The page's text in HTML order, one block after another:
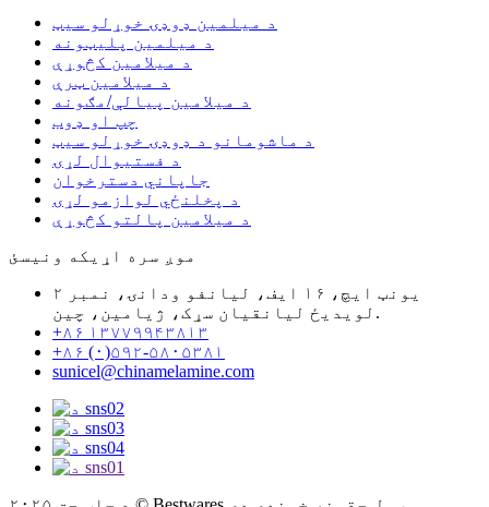
د میلمین ډوډۍ خوړلو سیټ
د میلمین پلیټونه
د میلامین کڅوړې
د میلامین ټرې
د میلامین پیالې/مګونه
چپ او ډوب
د ماشومانو د ډوډۍ خوړلو سیټ
د فستیوال لړۍ
جاپاني دسترخوان
د پخلنځي لوازمو لړۍ
د میلامین پالتو کڅوړې
موږ سره اړیکه ونیسئ
یونټ ایچ، ۱۶ ایف، لیانفو ودانۍ، نمبر ۲
لویدیځ لیانقیان سړک، ژیامین، چین.
+۸۶ ۱۳۷۷۹۹۴۳۸۱۳
+۸۶ (۰)۵۹۲-۵۸۰۵۳۸۱
sunicel@chinamelamine.com